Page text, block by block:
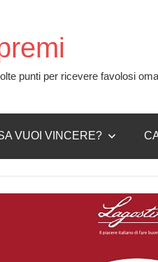
punti per ricevere favolosi
VUOI VINCERE?